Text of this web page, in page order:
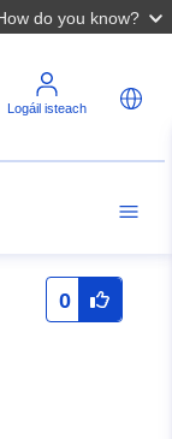
do you know?
Logáil isteach
0